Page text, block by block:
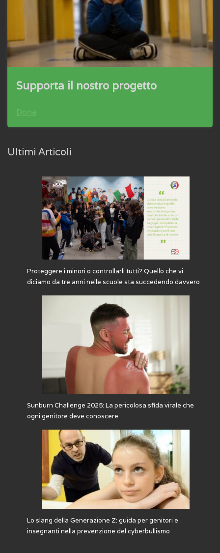
Supporta il nostro progetto
Dona
Ultimi Articoli
Proteggere i minori o controllarli tutti? Quello che vi
diciamo da tre anni nelle scuole sta succedendo davvero
Sunburn Challenge 2025: La pericolosa sfida virale che
ogni genitore deve conoscere
Lo slang della Generazione Z: guida per genitori e
insegnanti nella prevenzione del cyberbullismo